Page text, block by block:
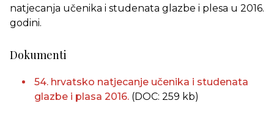
natjecanja učenika i studenata glazbe i plesa u 2016.
godini.
Dokumenti
54. hrvatsko natjecanje učenika i studenata
glazbe i plasa 2016. (DOC: 259 kb)